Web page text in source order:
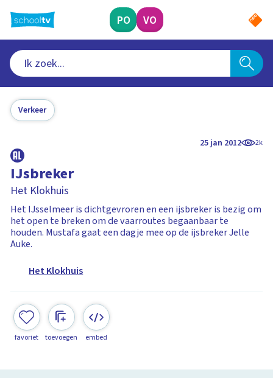
naar
hoofdinhoud
PO VO
Verkeer
25 jan 2012 2k
IJsbreker
Het Klokhuis
Het IJsselmeer is dichtgevroren en een ijsbreker is bezig om
het open te breken om de vaarroutes begaanbaar te
houden. Mustafa gaat een dagje mee op de ijsbreker Jelle
Auke.
Het Klokhuis
favoriet toevoegen embed